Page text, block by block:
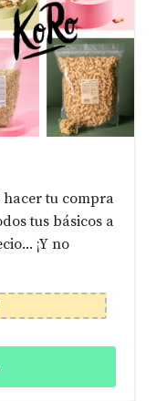
hacer tu compra
tus básicos a
¡Y no